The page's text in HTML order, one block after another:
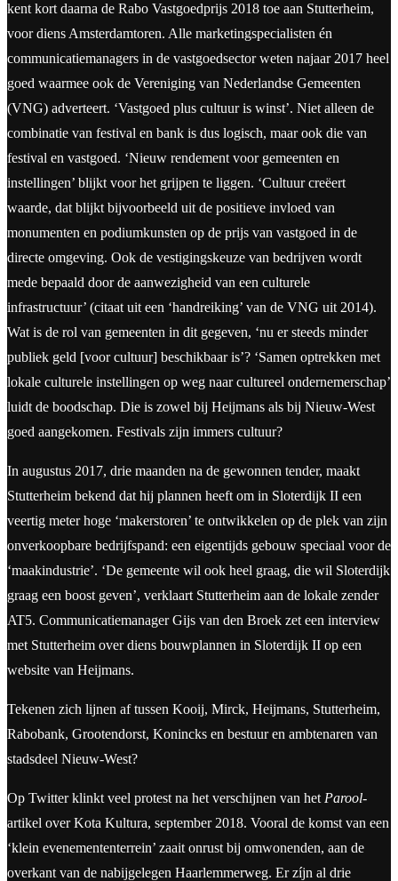
kent kort daarna de Rabo Vastgoedprijs 2018 toe aan Stutterheim,
voor diens Amsterdamtoren. Alle marketingspecialisten én
communicatiemanagers in de vastgoedsector weten najaar 2017 heel
goed waarmee ook de Vereniging van Nederlandse Gemeenten
(VNG) adverteert. ‘Vastgoed plus cultuur is winst’. Niet alleen de
combinatie van festival en bank is dus logisch, maar ook die van
festival en vastgoed. ‘Nieuw rendement voor gemeenten en
instellingen’ blijkt voor het grijpen te liggen. ‘Cultuur creëert
waarde, dat blijkt bijvoorbeeld uit de positieve invloed van
monumenten en podiumkunsten op de prijs van vastgoed in de
directe omgeving. Ook de vestigingskeuze van bedrijven wordt
mede bepaald door de aanwezigheid van een culturele
infrastructuur’ (citaat uit een ‘handreiking’ van de VNG uit 2014).
Wat is de rol van gemeenten in dit gegeven, ‘nu er steeds minder
publiek geld [voor cultuur] beschikbaar is’? ‘Samen optrekken met
lokale culturele instellingen op weg naar cultureel ondernemerschap’
luidt de boodschap. Die is zowel bij Heijmans als bij Nieuw-West
goed aangekomen. Festivals zijn immers cultuur?
In augustus 2017, drie maanden na de gewonnen tender, maakt
Stutterheim bekend dat hij plannen heeft om in Sloterdijk II een
veertig meter hoge ‘makerstoren’ te ontwikkelen op de plek van zijn
onverkoopbare bedrijfspand: een eigentijds gebouw speciaal voor de
‘maakindustrie’. ‘De gemeente wil ook heel graag, die wil Sloterdijk
graag een boost geven’, verklaart Stutterheim aan de lokale zender
AT5. Communicatiemanager Gijs van den Broek zet een interview
met Stutterheim over diens bouwplannen in Sloterdijk II op een
website van Heijmans.
Tekenen zich lijnen af tussen Kooij, Mirck, Heijmans, Stutterheim,
Rabobank, Grootendorst, Konincks en bestuur en ambtenaren van
stadsdeel Nieuw-West?
Op Twitter klinkt veel protest na het verschijnen van het Parool-
artikel over Kota Kultura, september 2018. Vooral de komst van een
‘klein evenemententerrein’ zaait onrust bij omwonenden, aan de
overkant van de nabijgelegen Haarlemmerweg. Er zíjn al drie